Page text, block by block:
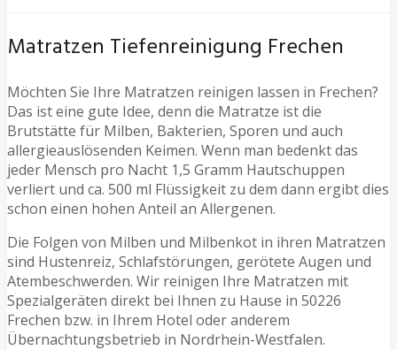
Matratzen Tiefenreinigung Frechen
Möchten Sie Ihre Matratzen reinigen lassen in Frechen?
Das ist eine gute Idee, denn die Matratze ist die
Brutstätte für Milben, Bakterien, Sporen und auch
allergieauslösenden Keimen. Wenn man bedenkt das
jeder Mensch pro Nacht 1,5 Gramm Hautschuppen
verliert und ca. 500 ml Flüssigkeit zu dem dann ergibt dies
schon einen hohen Anteil an Allergenen.
Die Folgen von Milben und Milbenkot in ihren Matratzen
sind Hustenreiz, Schlafstörungen, gerötete Augen und
Atembeschwerden. Wir reinigen Ihre Matratzen mit
Spezialgeräten direkt bei Ihnen zu Hause in 50226
Frechen bzw. in Ihrem Hotel oder anderem
Übernachtungsbetrieb in Nordrhein-Westfalen.